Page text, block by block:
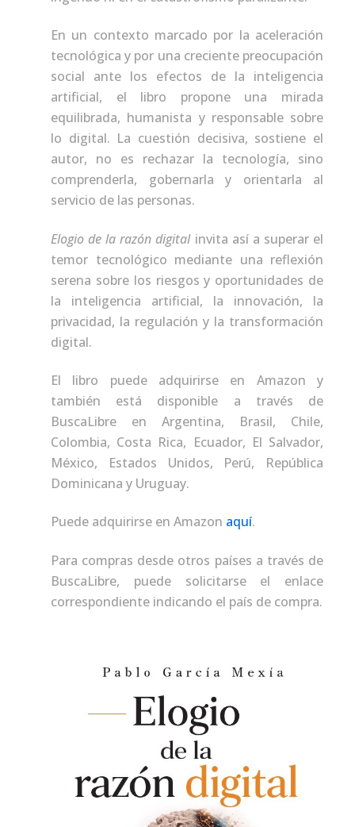
En un contexto marcado por la aceleración
tecnológica y por una creciente preocupación
social ante los efectos de la inteligencia
artificial, el libro propone una mirada
equilibrada, humanista y responsable sobre
lo digital. La cuestión decisiva, sostiene el
autor, no es rechazar la tecnología, sino
comprenderla, gobernarla y orientarla al
servicio de las personas.
Elogio de la razón digitalinvita así a superar el
temor tecnológico mediante una reflexión
serena sobre los riesgos y oportunidades de
la inteligencia artificial, la innovación, la
privacidad, la regulación y la transformación
digital.
El libro puede adquirirse en Amazon y
también está disponible a través de
BuscaLibre en Argentina, Brasil, Chile,
Colombia, Costa Rica, Ecuador, El Salvador,
México, Estados Unidos, Perú, República
Dominicana y Uruguay.
Puede adquirirse en Amazon aquí.
Para compras desde otros países a través de
BuscaLibre, puede solicitarse el enlace
correspondiente indicando el país de compra.